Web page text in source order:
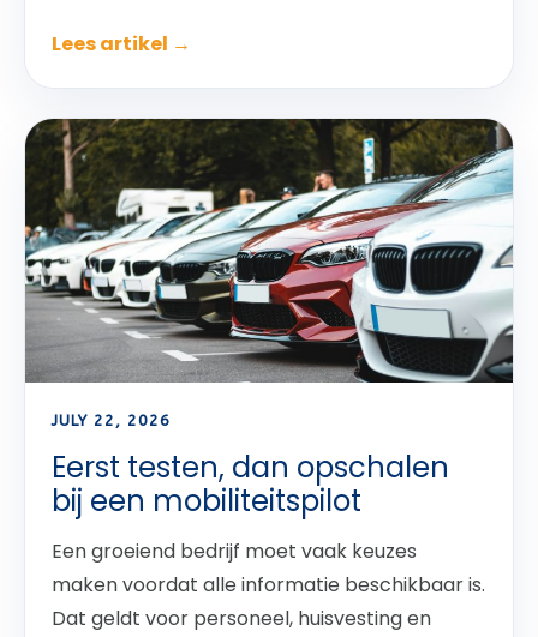
Lees artikel →
JULY 22, 2026
Eerst testen, dan opschalen
bij een mobiliteitspilot
Een groeiend bedrijf moet vaak keuzes
maken voordat alle informatie beschikbaar is.
Dat geldt voor personeel, huisvesting en